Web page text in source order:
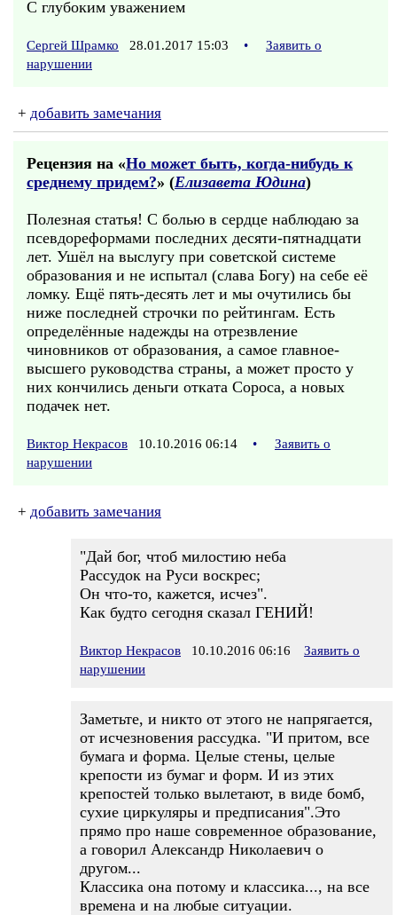
С глубоким уважением
Сергей Шрамко 28.01.2017 15:03 •
Заявить о
нарушении
+ добавить замечания
Рецензия на «Но может быть, когда-нибудь к
среднему придем?» (Елизавета Юдина)
Полезная статья! С болью в сердце наблюдаю за
псевдореформами последних десяти-пятнадцати
лет. Ушёл на выслугу при советской системе
образования и не испытал (слава Богу) на себе её
ломку. Ещё пять-десять лет и мы очутились бы
ниже последней строчки по рейтингам. Есть
определённые надежды на отрезвление
чиновников от образования, а самое главное-
высшего руководства страны, а может просто у
них кончились деньги отката Сороса, а новых
подачек нет.
Виктор Некрасов 10.10.2016 06:14 •
Заявить о
нарушении
+ добавить замечания
"Дай бог, чтоб милостию неба
Рассудок на Руси воскрес;
Он что-то, кажется, исчез".
Как будто сегодня сказал ГЕНИЙ!
Виктор Некрасов 10.10.2016 06:16
Заявить о
нарушении
Заметьте, и никто от этого не напрягается,
от исчезновения рассудка. "И притом, все
бумага и форма. Целые стены, целые
крепости из бумаг и форм. И из этих
крепостей только вылетают, в виде бомб,
сухие циркуляры и предписания".Это
прямо про наше современное образование,
а говорил Александр Николаевич о
другом...
Классика она потому и классика..., на все
времена и на любые ситуации.